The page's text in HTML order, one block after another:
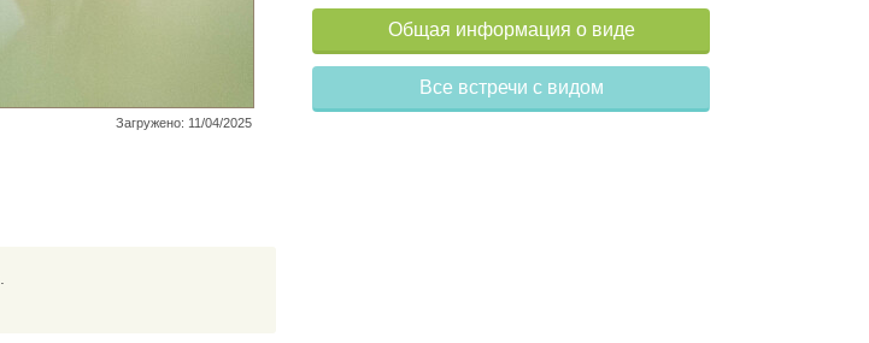
Загружено: 11/04/2025
Общая информация о виде
Все встречи с видом